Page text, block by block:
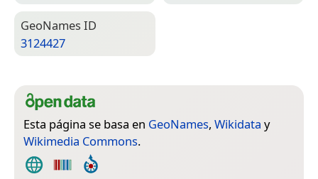
Geo­Names ID
3124427
Esta página se basa en GeoNames, Wikidata y
Wikimedia Commons.